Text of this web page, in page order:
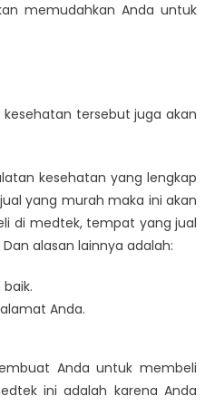
memudahkan Anda untuk
tersebut juga akan
kesehatan yang lengkap
yang murah maka ini akan
di medtek, tempat yang jual
alasan lainnya adalah:
Anda.
Anda untuk membeli
ini adalah karena Anda